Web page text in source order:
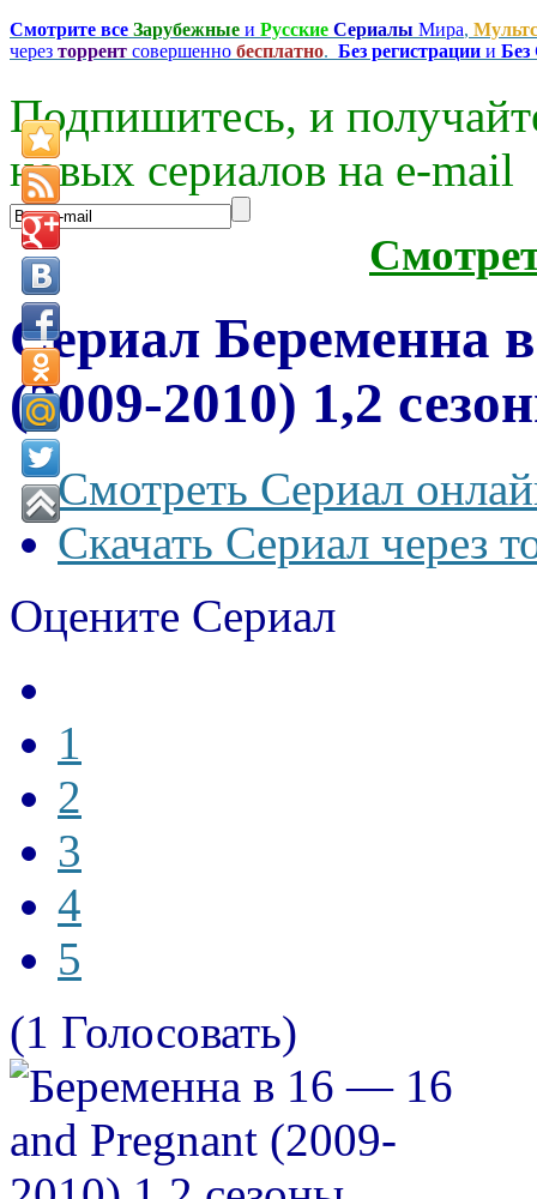
Смотрите все Зарубежные и Русские Сериалы Мира,
через торрент совершенно бесплатно. Без регистрации и
Подпишитесь, и
новых сериалов на e-mаil
Сериал Беременна
(2009-2010) 1,2
Смотреть Сериал
Скачать Сериал через
Оцените Сериал
1
2
3
4
5
(1 Голосовать)